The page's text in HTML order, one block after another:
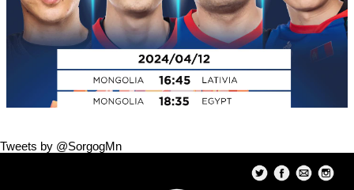
Tweets by @SorgogMn